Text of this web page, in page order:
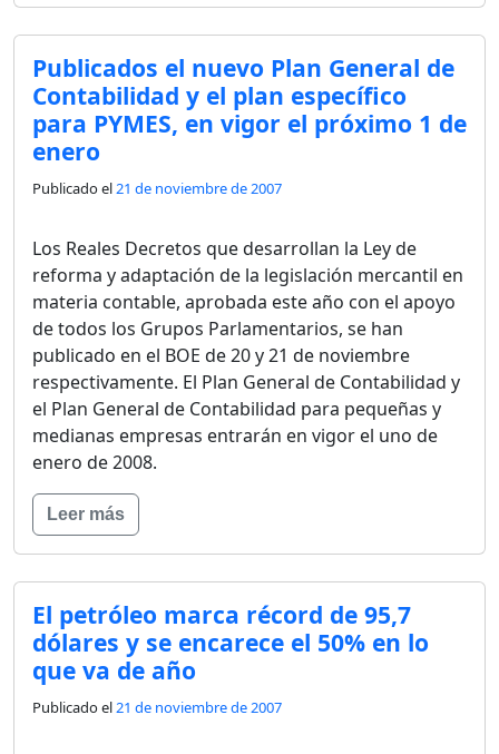
Publicados el nuevo Plan General de
Contabilidad y el plan específico
para PYMES, en vigor el próximo 1 de
enero
Publicado el21 de noviembre de 2007
Los Reales Decretos que desarrollan la Ley de
reforma y adaptación de la legislación mercantil en
materia contable, aprobada este año con el apoyo
de todos los Grupos Parlamentarios, se han
publicado en el BOE de 20 y 21 de noviembre
respectivamente. El Plan General de Contabilidad y
el Plan General de Contabilidad para pequeñas y
medianas empresas entrarán en vigor el uno de
enero de 2008.
Leer más
El petróleo marca récord de 95,7
dólares y se encarece el 50% en lo
que va de año
Publicado el21 de noviembre de 2007